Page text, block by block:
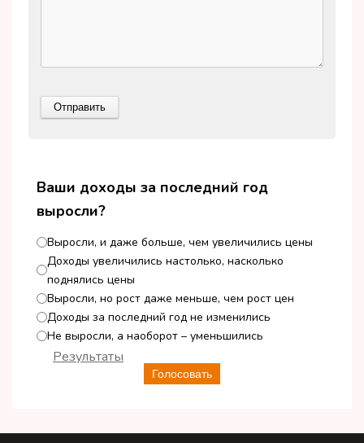
Ваши доходы за последний год
выросли?
Выросли, и даже больше, чем увеличились цены
Доходы увеличились настолько, насколько
поднялись цены
Выросли, но рост даже меньше, чем рост цен
Доходы за последний год не изменились
Не выросли, а наоборот – уменьшились
Голосовать
Результаты